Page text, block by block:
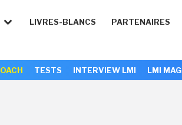
LIVRES-BLANCS PARTENAIRES
TESTS INTERVIEW LMI LMI MAG